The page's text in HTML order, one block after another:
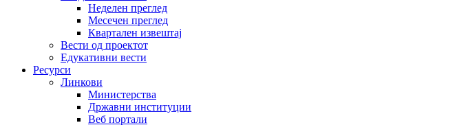
Неделен преглед
Месечен преглед
Квартален извештај
Вести од проектот
Едукативни вести
Ресурси
Линкови
Министерствa
Државни институции
Веб портали